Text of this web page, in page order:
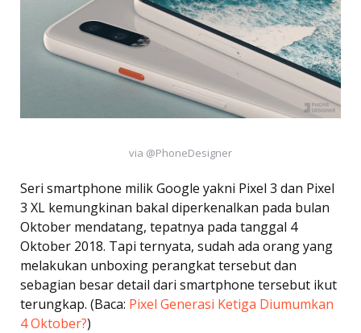
via @PhoneDesigner
Seri smartphone milik Google yakni Pixel 3 dan Pixel
3 XL kemungkinan bakal diperkenalkan pada bulan
Oktober mendatang, tepatnya pada tanggal 4
Oktober 2018. Tapi ternyata, sudah ada orang yang
melakukan unboxing perangkat tersebut dan
sebagian besar detail dari smartphone tersebut ikut
terungkap. (Baca: Pixel Generasi Ketiga Diumumkan
4 Oktober?)